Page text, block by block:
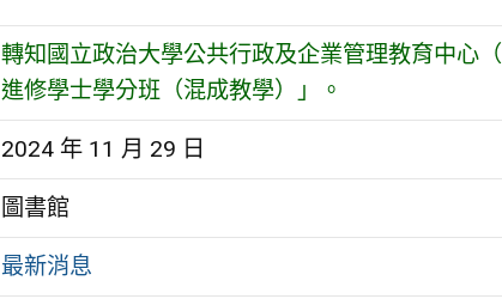
轉知國立政治大學公共行政及企業管理教育中心
進修學士學分班（混成教學）」。
2024 年 11 月 29 日
圖書館
最新消息